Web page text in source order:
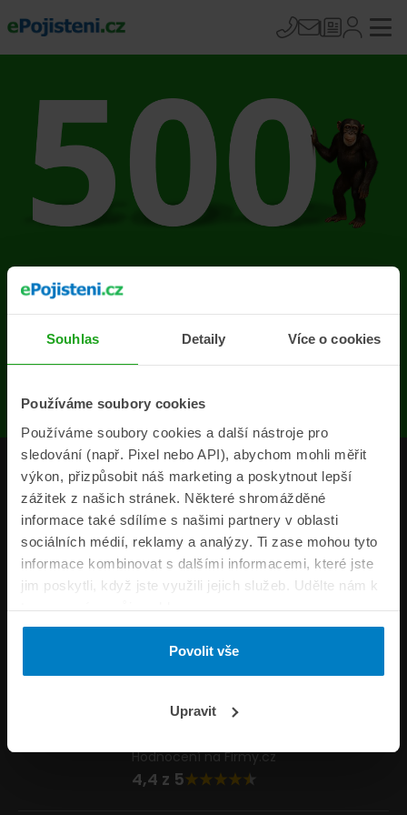
Souhlas Detaily Více o cookies
Používáme soubory cookies
Používáme soubory cookies a další nástroje pro
sledování (např. Pixel nebo API), abychom mohli měřit
výkon, přizpůsobit náš marketing a poskytnout lepší
zážitek z našich stránek. Některé shromážděné
informace také sdílíme s našimi partnery v oblasti
sociálních médií, reklamy a analýzy. Ti zase mohou tyto
informace kombinovat s dalšími informacemi, které jste
jim poskytli, když jste využili jejich služeb. Udělte nám k
tomu prosím svůj souhlas.
Povolit vše
Upravit
Na stránce se vyskytla
chyba
Produkty
Pojišťovny
Informace
ePojisteni.cz
Formuláře
Napište nám
Hodnocení na Firmy.cz
4,4 z 5